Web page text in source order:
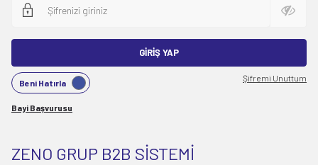
GIRIŞ YAP
Beni Hatırla Şifremi Unuttum
Bayi Başvurusu
ZENO GRUP B2B SİSTEMİ